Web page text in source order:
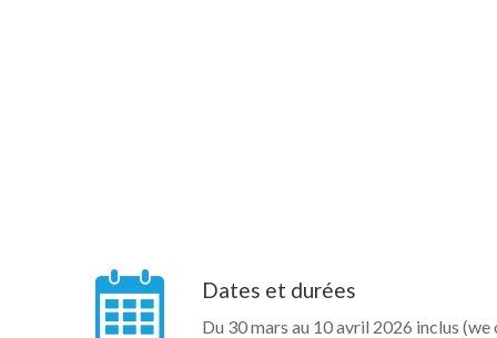
Dates et durées
Du 30 mars au 10 avril 2026 inclus